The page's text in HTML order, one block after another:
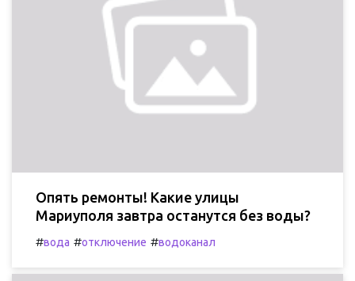
Опять ремонты! Какие улицы
Мариуполя завтра останутся без воды?
#вода #отключение #водоканал